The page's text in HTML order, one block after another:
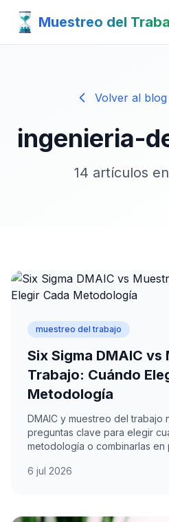
Muestreo del
Volver al blog
ingenieria-
14 artículos
muestreo del trabajo
Six Sigma DMAIC
Trabajo: Cuándo
Metodología
DMAIC y muestreo del trabajo
preguntas clave para elegir
metodología o combinarlas en
6 jul 2026